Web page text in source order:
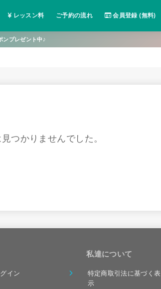
レッスン料 ご予約の流れ 会員登録 (無料)
ンプレゼント中♪
つかりませんでした。
イン
私達について
特定商取引法に基づく表
示